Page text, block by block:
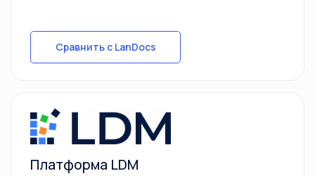
Сравнить с LanDocs
Платформа LDM